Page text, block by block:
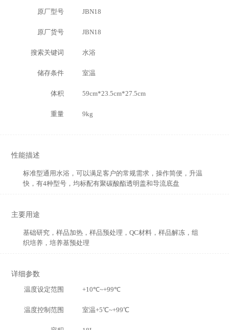
原厂型号 JBN18
原厂货号 JBN18
搜索关键词 水浴
储存条件 室温
体积 59cm*23.5cm*27.5cm
重量 9kg
性能描述
标准型通用水浴，可以满足客户的常规需求，操作简便，升温
快，有4种型号，均标配有聚碳酸酯透明盖和导流底盘
主要用途
基础研究，样品加热，样品预处理，QC材料，样品解冻，组
织培养，培养基预处理
详细参数
温度设定范围
+10℃~+99℃
温度控制范围 室温+5℃~+99℃